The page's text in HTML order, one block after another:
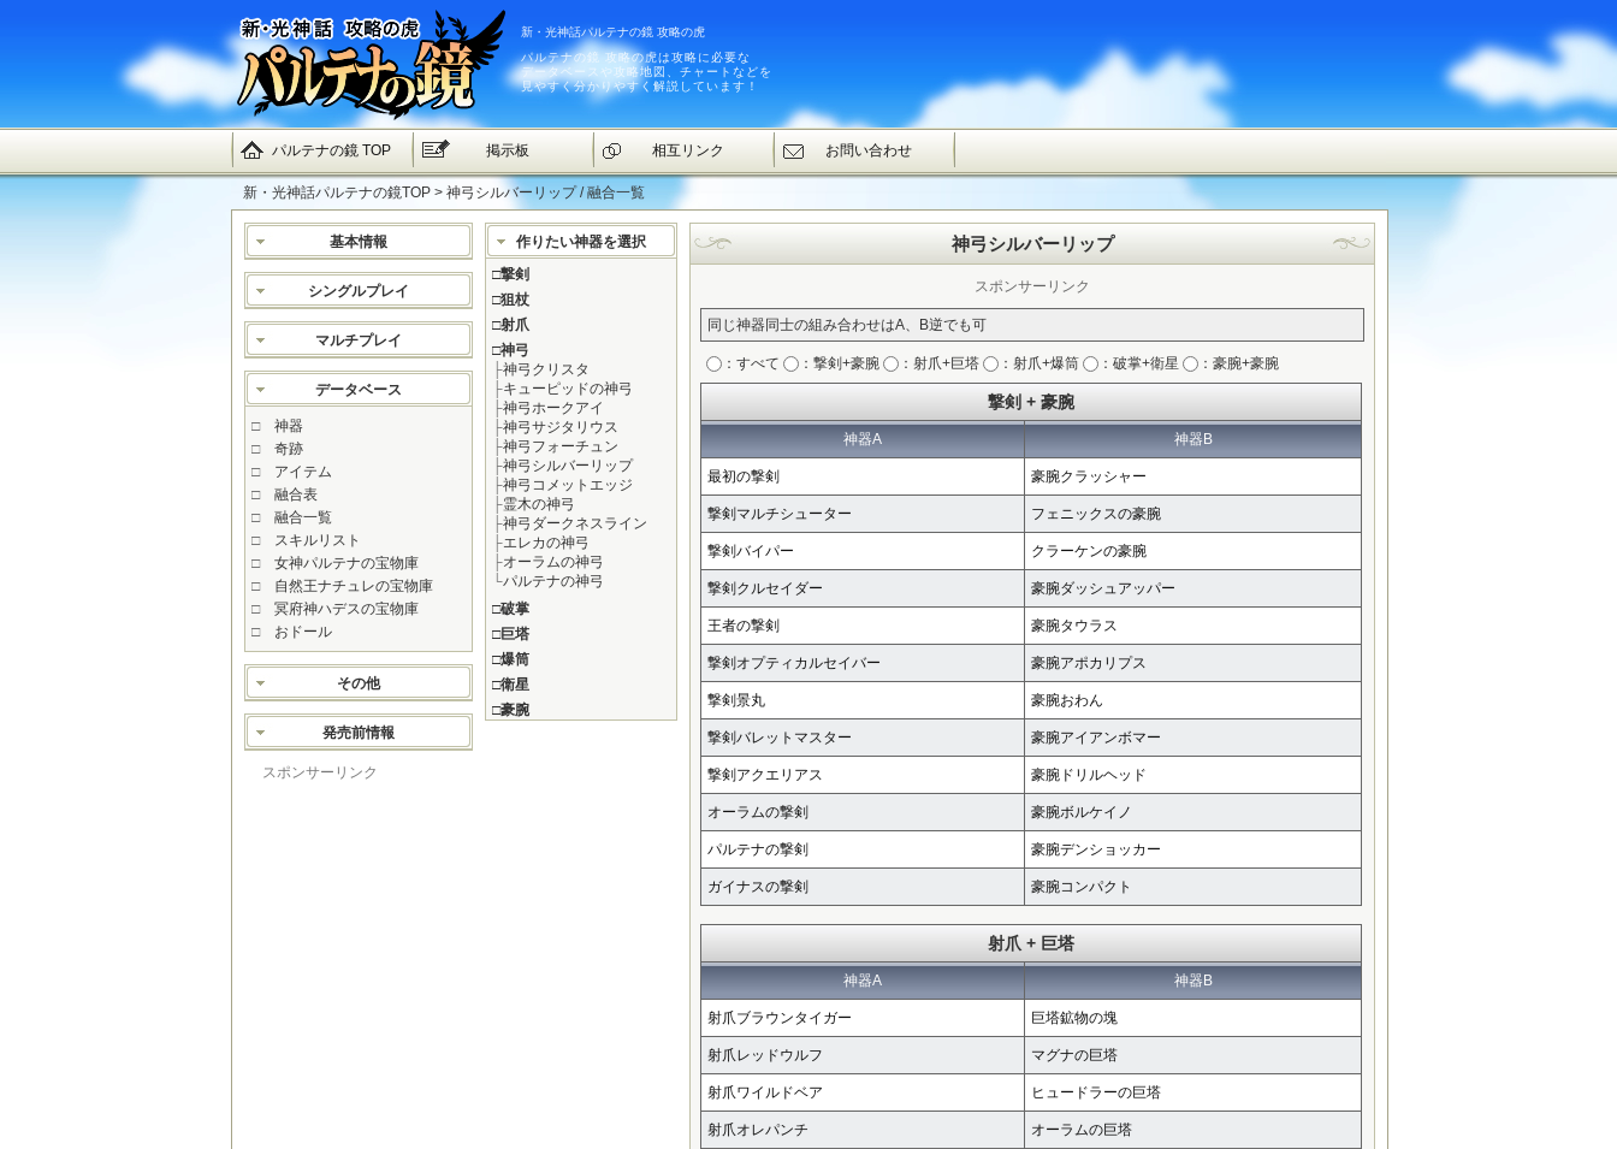
新・光神話パルテナの鏡 攻略の虎
パルテナの鏡 攻略の虎は攻略に必要な
データベースや攻略地図、チャートなどを
見やすく分かりやすく解説しています！
新・光神話パルテナの鏡TOP > 神弓シルバーリップ / 融合一覧
基本情報
シングルプレイ
マルチプレイ
データベース
□ 神器
□ 奇跡
□ アイテム
□ 融合表
□ 融合一覧
□ スキルリスト
□ 女神パルテナの宝物庫
□ 自然王ナチュレの宝物庫
□ 冥府神ハデスの宝物庫
□ おドール
その他
発売前情報
スポンサーリンク
作りたい神器を選択
□撃剣
□狙杖
□射爪
□神弓
├神弓クリスタ
├キューピッドの神弓
├神弓ホークアイ
├神弓サジタリウス
├神弓フォーチュン
├神弓シルバーリップ
├神弓コメットエッジ
├霊木の神弓
├神弓ダークネスライン
├エレカの神弓
├オーラムの神弓
└パルテナの神弓
□破掌
□巨塔
□爆筒
□衛星
□豪腕
神弓シルバーリップ
スポンサーリンク
同じ神器同士の組み合わせはA、B逆でも可
：すべて ：撃剣+豪腕 ：射爪+巨塔 ：射爪+爆筒 ：破掌+衛星 ：豪腕+豪腕
撃剣 + 豪腕
神器A 神器B
最初の撃剣 豪腕クラッシャー
撃剣マルチシューター フェニックスの豪腕
撃剣バイパー クラーケンの豪腕
撃剣クルセイダー 豪腕ダッシュアッパー
王者の撃剣 豪腕タウラス
撃剣オプティカルセイバー 豪腕アポカリプス
撃剣景丸 豪腕おわん
撃剣バレットマスター 豪腕アイアンボマー
撃剣アクエリアス 豪腕ドリルヘッド
オーラムの撃剣 豪腕ボルケイノ
パルテナの撃剣 豪腕デンショッカー
ガイナスの撃剣 豪腕コンパクト
射爪 + 巨塔
神器A 神器B
射爪ブラウンタイガー 巨塔鉱物の塊
射爪レッドウルフ マグナの巨塔
射爪ワイルドベア ヒュードラーの巨塔
射爪オレパンチ オーラムの巨塔
パルテナの鏡 TOP 掲示板 相互リンク お問い合わせ